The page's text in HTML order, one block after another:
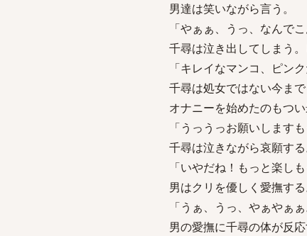
男達は笑いながら言う。
「やぁぁ、うっ、なんで
千尋は泣き出してしまう
「キレイなマンコ、ピン
千尋は処女ではない今まで
オナニーを始めたのもつい
「うっうっお願いします
千尋は泣きながら哀願する
「いやだね！もっと楽しも
男はクリを優しく愛撫す
「うぁ、うっ、やぁやぁぁ
男の愛撫に千尋の体が反